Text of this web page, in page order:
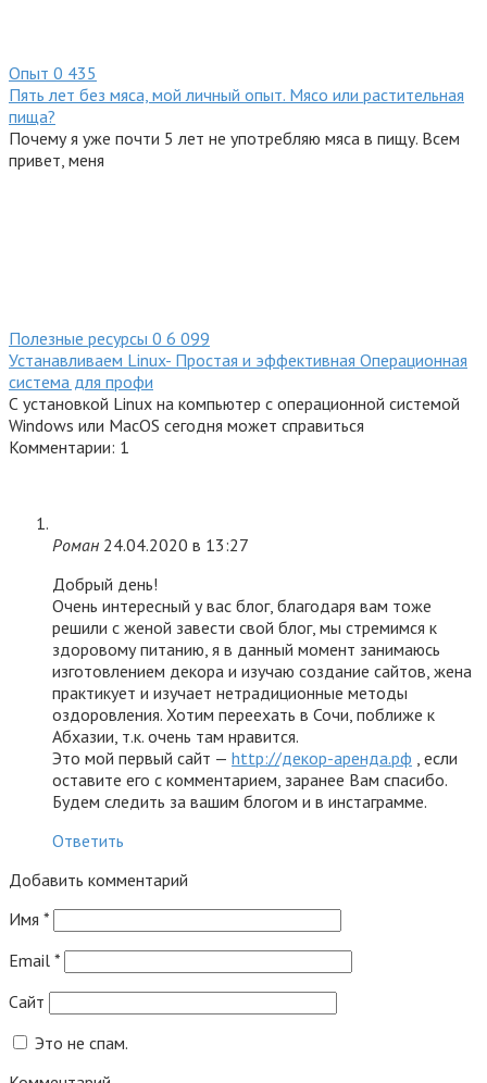
Опыт 0 435
Пять лет без мяса, мой личный опыт. Мясо или растительная
пища?
Почему я уже почти 5 лет не употребляю мяса в пищу. Всем
привет, меня
Полезные ресурсы 0 6 099
Устанавливаем Linux- Простая и эффективная Операционная
система для профи
С установкой Linux на компьютер с операционной системой
Windows или MacOS сегодня может справиться
Комментарии: 1
Роман 24.04.2020 в 13:27
Добрый день!
Очень интересный у вас блог, благодаря вам тоже
решили с женой завести свой блог, мы стремимся к
здоровому питанию, я в данный момент занимаюсь
изготовлением декора и изучаю создание сайтов, жена
практикует и изучает нетрадиционные методы
оздоровления. Хотим переехать в Сочи, поближе к
Абхазии, т.к. очень там нравится.
Это мой первый сайт — http://декор-аренда.рф , если
оставите его с комментарием, заранее Вам спасибо.
Будем следить за вашим блогом и в инстаграмме.
Ответить
Добавить комментарий
Имя *
Email *
Сайт
Это не спам.